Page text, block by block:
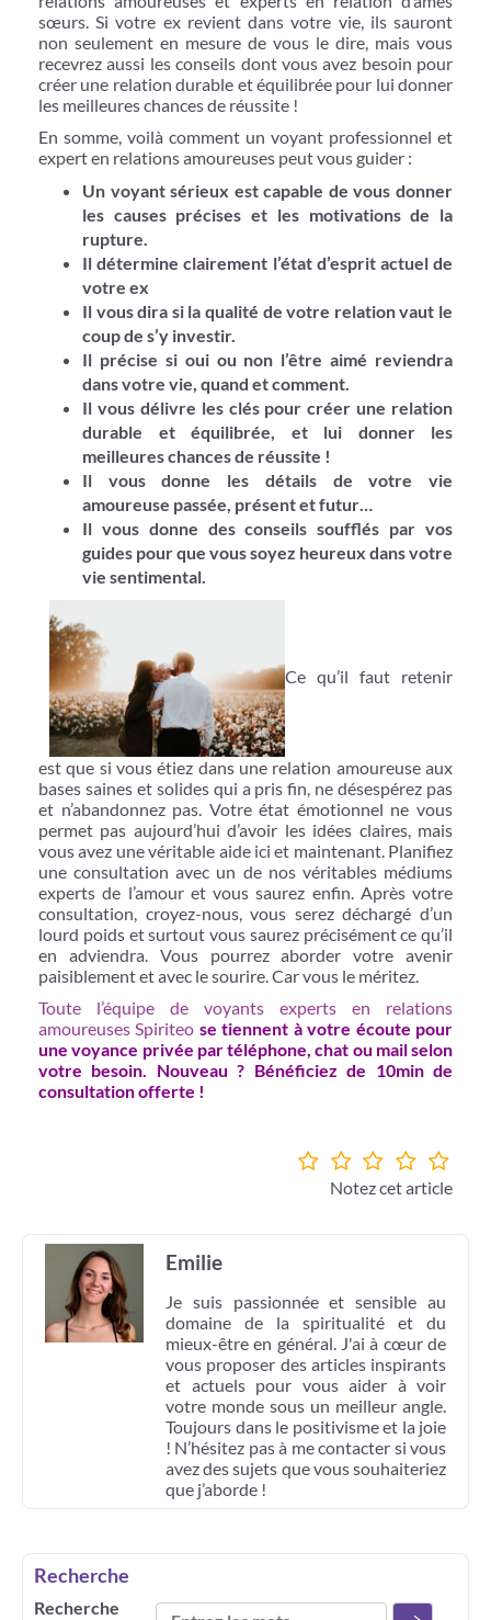
sœurs. Si votre ex revient dans votre vie, ils sauront
non seulement en mesure de vous le dire, mais vous
recevrez aussi les conseils dont vous avez besoin pour
créer une relation durable et équilibrée pour lui donner
les meilleures chances de réussite !
En somme, voilà comment un voyant professionnel et
expert en relations amoureuses peut vous guider :
Un voyant sérieux est capable de vous donner
les causes précises et les motivations de la
rupture.
Il détermine clairement l’état d’esprit actuel de
votre ex
Il vous dira si la qualité de votre relation vaut le
coup de s’y investir.
Il précise si oui ou non l’être aimé reviendra
dans votre vie, quand et comment.
Il vous délivre les clés pour créer une relation
durable et équilibrée, et lui donner les
meilleures chances de réussite !
Il vous donne les détails de votre vie
amoureuse passée, présent et futur…
Il vous donne des conseils soufflés par vos
guides pour que vous soyez heureux dans votre
vie sentimental.
Ce qu’il faut retenir
est que si vous étiez dans une relation amoureuse aux
bases saines et solides qui a pris fin, ne désespérez pas
et n’abandonnez pas. Votre état émotionnel ne vous
permet pas aujourd’hui d’avoir les idées claires, mais
vous avez une véritable aide ici et maintenant. Planifiez
une consultation avec un de nos véritables médiums
experts de l’amour et vous saurez enfin. Après votre
consultation, croyez-nous, vous serez déchargé d’un
lourd poids et surtout vous saurez précisément ce qu’il
en adviendra. Vous pourrez aborder votre avenir
paisiblement et avec le sourire. Car vous le méritez.
Toute l’équipe de voyants experts en relations
amoureuses Spiriteo se tiennent à votre écoute pour
une voyance privée par téléphone, chat ou mail selon
votre besoin. Nouveau ? Bénéficiez de 10min de
consultationofferte !
Notez cet article
Emilie
Je suis passionnée et sensible au
domaine de la spiritualité et du
mieux-être en général. J'ai à cœur de
vous proposer des articles inspirants
et actuels pour vous aider à voir
votre monde sous un meilleur angle.
Toujours dans le positivisme et la joie
! N’hésitez pas à me contacter si vous
avez des sujets que vous souhaiteriez
que j’aborde !
Recherche
Recherche